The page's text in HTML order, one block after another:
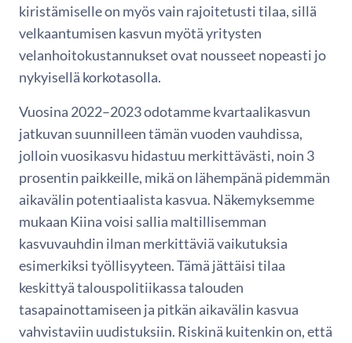
kiristämiselle on myös vain rajoitetusti tilaa, sillä
velkaantumisen kasvun myötä yritysten
velanhoitokustannukset ovat nousseet nopeasti jo
nykyisellä korkotasolla.
Vuosina 2022–2023 odotamme kvartaalikasvun
jatkuvan suunnilleen tämän vuoden vauhdissa,
jolloin vuosikasvu hidastuu merkittävästi, noin 3
prosentin paikkeille, mikä on lähempänä pidemmän
aikavälin potentiaalista kasvua. Näkemyksemme
mukaan Kiina voisi sallia maltillisemman
kasvuvauhdin ilman merkittäviä vaikutuksia
esimerkiksi työllisyyteen. Tämä jättäisi tilaa
keskittyä talouspolitiikassa talouden
tasapainottamiseen ja pitkän aikavälin kasvua
vahvistaviin uudistuksiin. Riskinä kuitenkin on, että